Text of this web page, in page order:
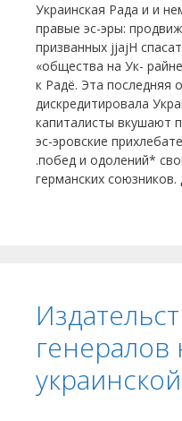
Украинская Рада и и
правые эс-эры:
призванных jjajH
«общества на Ук-
к Радё. Эта последняя
дискредитировала
капиталисты вкушают
эс-эровские
.побед и одолений*
германских
генералов